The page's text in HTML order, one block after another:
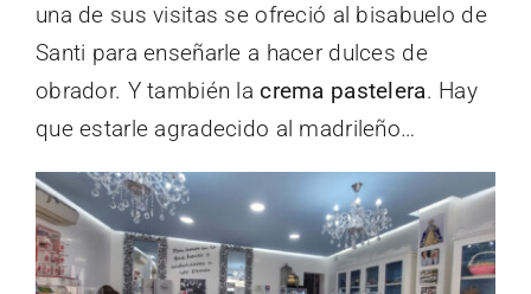
una de sus visitas se ofreció al bisabuelo de
Santi para enseñarle a hacer dulces de
obrador. Y también la crema pastelera. Hay
que estarle agradecido al madrileño…